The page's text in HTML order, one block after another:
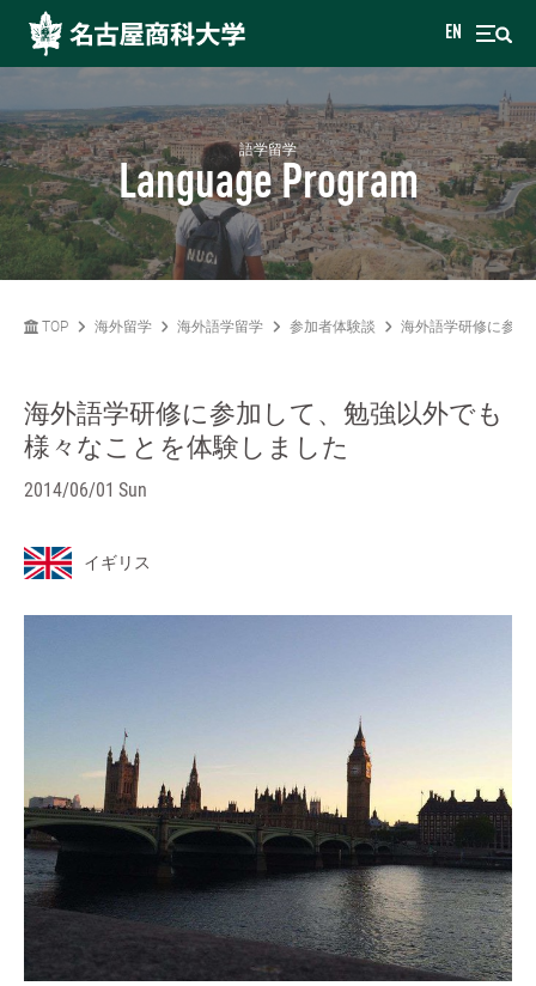
EN
語学留学
Language Program
TOP 海外留学 海外語学留学 参加者体験談 海外語学研修に参加
海外語学研修に参加して、勉強以外でも
様々なことを体験しました
2014/06/01 Sun
イギリス